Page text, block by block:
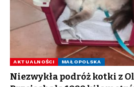
AKTUALNOŚCI MAŁOPOLSKA
Niezwykła podróż kotki z